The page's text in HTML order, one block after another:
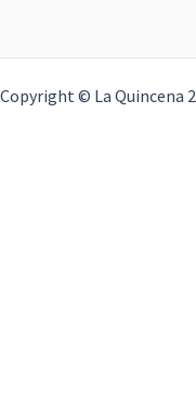
Copyright © La Quincena